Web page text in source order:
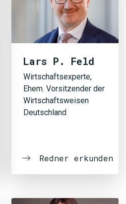
Lars P. Feld
Wirtschaftsexperte,
Ehem. Vorsitzender der
Wirtschaftsweisen
Deutschland
Redner erkunden